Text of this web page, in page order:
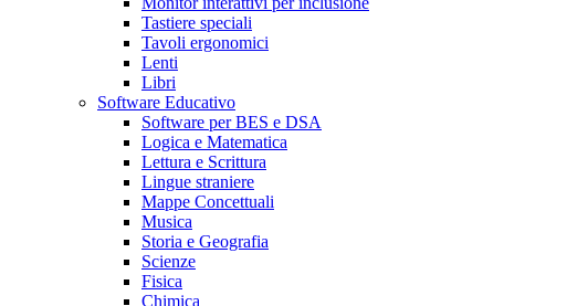
Tastiere speciali
Tavoli ergonomici
Lenti
Libri
Software Educativo
Software per BES e DSA
Logica e Matematica
Lettura e Scrittura
Lingue straniere
Mappe Concettuali
Musica
Storia e Geografia
Scienze
Fisica
Chimica